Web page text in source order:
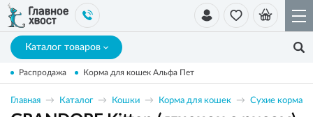
Каталог товаров
Распродажа Корма для кошек Альфа Пет
Главная Каталог Кошки Корма для кошек Сухие корма